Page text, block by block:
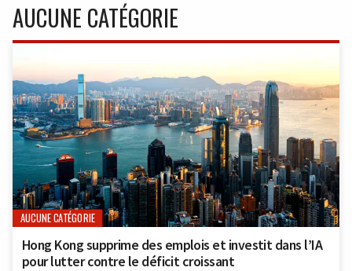
AUCUNE CATÉGORIE
AUCUNE CATÉGORIE
Hong Kong supprime des emplois et investit dans l’IA
pour lutter contre le déficit croissant